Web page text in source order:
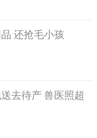
运，也有人说这是
将金饰据为己有，真
还抢毛小孩
去待产 兽医照超